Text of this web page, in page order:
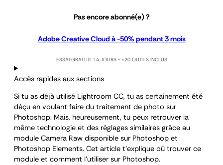
Pas encore abonné(e) ?
Adobe Creative Cloud à -50% pendant 3 mois
ESSAI GRATUIT 14 JOURS ▪️ +20 OUTILS INCLUS
Accès rapides aux sections
Si tu as déjà utilisé Lightroom CC, tu as certainement été
déçu en voulant faire du traitement de photo sur
Photoshop. Mais, heureusement, tu peux retrouver la
même technologie et des réglages similaires grâce au
module Camera Raw disponible sur Photoshop et
Photoshop Elements. Cet article t’explique où trouver ce
module et comment l’utiliser sur Photoshop.